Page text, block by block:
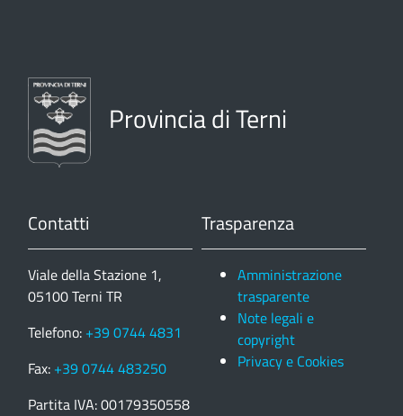
Provincia di Terni
Contatti
Viale della Stazione 1,
05100 Terni TR
Telefono: +39 0744 4831
Fax: +39 0744 483250
Partita IVA: 00179350558
Trasparenza
Amministrazione
trasparente
Note legali e
copyright
Privacy e Cookies